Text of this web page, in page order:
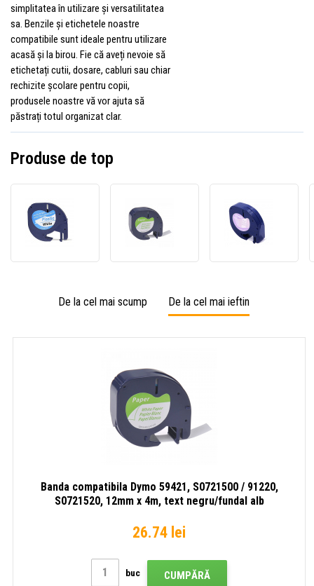
simplitatea în utilizare și versatilitatea
sa. Benzile și etichetele noastre
compatibile sunt ideale pentru utilizare
acasă și la birou. Fie că aveți nevoie să
etichetați cutii, dosare, cabluri sau chiar
rechizite școlare pentru copii,
produsele noastre vă vor ajuta să
păstrați totul organizat clar.
Produse de top
compatibila
S0721560
S0721660
12mm
negru
fundal
compatibila
S0721500
S0721520,
12mm
x
alb
x
fundal
De la cel mai scump De la cel mai ieftin
Banda compatibila Dymo 59421, S0721500 / 91220,
S0721520, 12mm x 4m, text negru/fundal alb
26.74 lei
buc CUMPĂRĂ